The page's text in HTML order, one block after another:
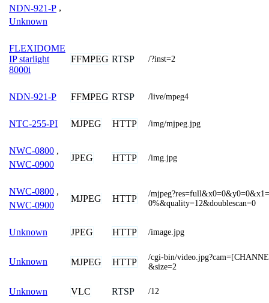
NDN-921-P ,
Unknown
FLEXIDOME
IP starlight
8000i
FFMPEG RTSP /?inst=2
NDN-921-P FFMPEG RTSP /live/mpeg4
NTC-255-PI MJPEG HTTP /img/mjpeg.jpg
NWC-0800 ,
NWC-0900
JPEG HTTP /img.jpg
NWC-0800 ,
NWC-0900
MJPEG HTTP
/
0%&quality=12&doublescan=0
Unknown JPEG HTTP /image.jpg
Unknown MJPEG HTTP
/cgi-bin/
&size=2
Unknown VLC RTSP /12